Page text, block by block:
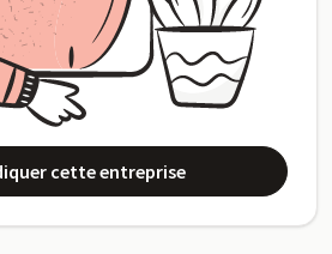
cette entreprise